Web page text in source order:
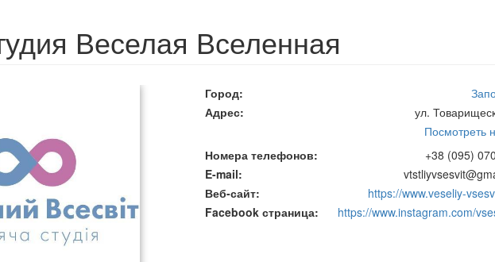
Веселая Вселенная
Город
Адрес
ул.
Посмотреть
Номера телефонов
+38 (095)
E-mail
Веб-сайт
https://www.veseliy-
Facebook страница
https://www.instagram.com/